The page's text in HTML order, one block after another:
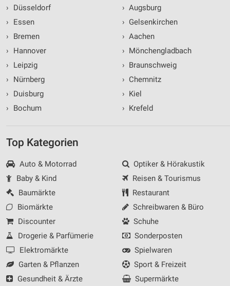
›
Düsseldorf
›
Essen
›
Bremen
›
Hannover
›
Leipzig
›
Nürnberg
›
Duisburg
›
Bochum
› Augsburg
› Gelsenkirchen
› Aachen
› Mönchengladbach
› Braunschweig
› Chemnitz
› Kiel
› Krefeld
Top Kategorien
Auto & Motorrad
Baby & Kind
Baumärkte
Biomärkte
Discounter
Drogerie & Parfümerie
Elektromärkte
Garten & Pflanzen
Gesundheit & Ärzte
Optiker & Hörakustik
Reisen & Tourismus
Restaurant
Schreibwaren & Büro
Schuhe
Sonderposten
Spielwaren
Sport & Freizeit
Supermärkte